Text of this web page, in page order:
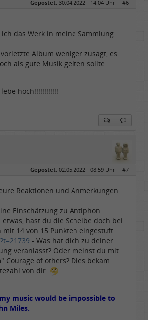
Gepostet: 30.04.2022 - 14:04 Uhr · #6
das Werk in meine Sammlung
Album weniger zusagt, es
als gute Musik gelten sollte.
hoch!!!!!!!!!!!!
Gepostet: 02.05.2022 - 08:59 Uhr · #7
Reaktionen und Anmerkungen.
Einschätzung zu Antiphon
hast du die Scheibe doch bei
mit 14 von 15 Punkten eingestuft.
- Was hat dich zu deiner
veranlasst? Oder meinst du mit
Courage of others? Dies bekam
von dir.
music would be impossible to
Miles.